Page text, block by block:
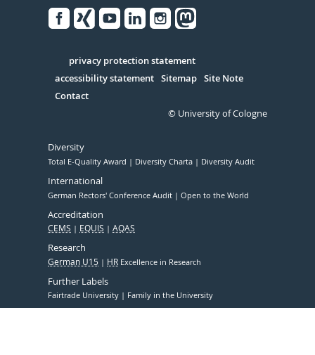
Serivce
privacy protection statement
accessibility statement Sitemap Site Note
Contact
© University of Cologne
Diversity
Total E-Quality Award Diversity Charta Diversity Audit
International
German Rectors' Conference Audit Open to the World
Accreditation
CEMS EQUIS AQAS
Research
German U15 HR Excellence in Research
Further Labels
Fairtrade University Family in the University